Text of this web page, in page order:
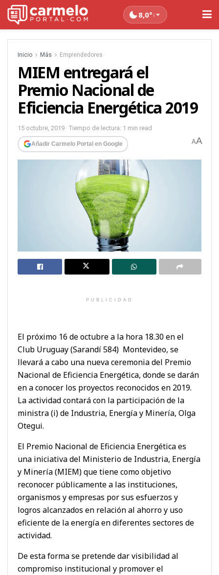
8,0°↓
Inicio Más Emprendedores
MIEM entregará el
Premio Nacional de
Eficiencia Energética 2019
15 octubre, 2019 Tiempo de lectura: 1 min read
Añadir Carmelo Portal en Google AA
PUBLICIDAD
El próximo 16 de octubre a la hora 18.30 en el
Club Uruguay (Sarandí 584) Montevideo, se
llevará a cabo una nueva ceremonia del Premio
Nacional de Eficiencia Energética, donde se darán
en a conocer los proyectos reconocidos en 2019.
La actividad contará con la participación de la
ministra (i) de Industria, Energía y Minería, Olga
Otegui.
El Premio Nacional de Eficiencia Energética es
una iniciativa del Ministerio de Industria, Energía
y Minería (MIEM) que tiene como objetivo
reconocer públicamente a las instituciones,
organismos y empresas por sus esfuerzos y
logros alcanzados en relación al ahorro y uso
eficiente de la energía en diferentes sectores de
actividad.
De esta forma se pretende dar visibilidad al
compromiso institucional y promover el